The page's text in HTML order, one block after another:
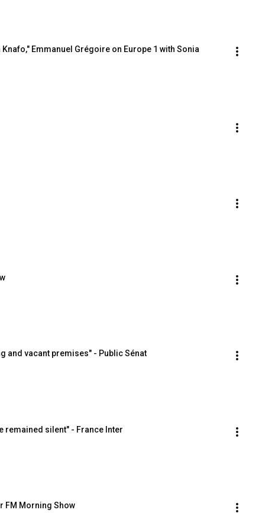
Emmanuel Grégoire on Europe 1 with Sonia
and vacant premises" - Public Sénat
remained silent" - France Inter
FM Morning Show